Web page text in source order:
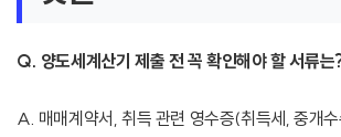
Q. 양도세계산기 제출 전 꼭 확인해야 할 서류는
A. 매매계약서, 취득 관련 영수증(취득세, 중개